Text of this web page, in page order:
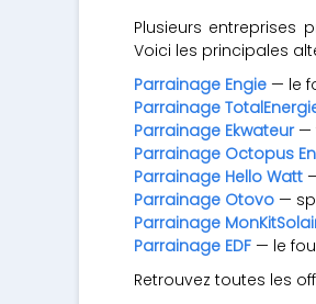
Plusieurs
Voici les principales
Parrainage Engie — le
Parrainage
Parrainage Ekwateur—
Parrainage Octopus
Parrainage Hello Watt
Parrainage Otovo —
Parrainage
Parrainage EDF — le
Retrouvez toutes les